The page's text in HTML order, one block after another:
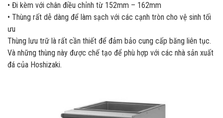
• Đi kèm với chân điều chỉnh từ 152mm – 162mm
• Thùng rất dễ dàng để làm sạch với các cạnh tròn cho vệ sinh tối
ưu
Thùng lưu trữ là rất cần thiết để đảm bảo cung cấp băng liên tục.
Và những thùng này được chế tạo để phù hợp với các nhà sản xuất
đá của Hoshizaki.